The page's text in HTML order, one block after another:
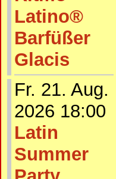
Latino®
Barfüßer
Glacis
Fr. 21. Aug.
2026 18:00
Latin
Summer